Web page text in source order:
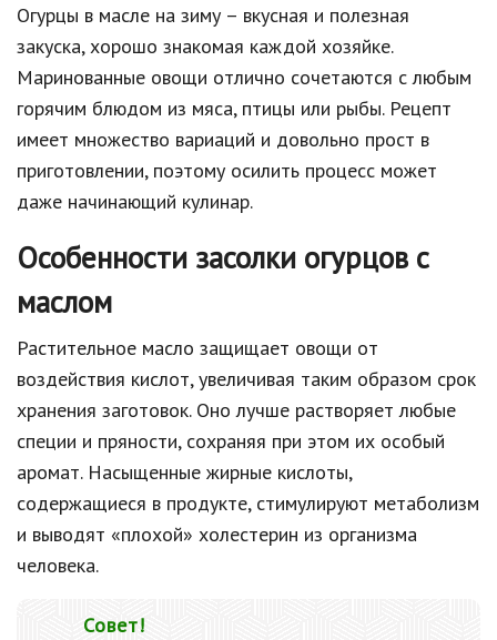
Огурцы в масле на зиму – вкусная и полезная
закуска, хорошо знакомая каждой хозяйке.
Маринованные овощи отлично сочетаются с любым
горячим блюдом из мяса, птицы или рыбы. Рецепт
имеет множество вариаций и довольно прост в
приготовлении, поэтому осилить процесс может
даже начинающий кулинар.
Особенности засолки огурцов с
маслом
Растительное масло защищает овощи от
воздействия кислот, увеличивая таким образом срок
хранения заготовок. Оно лучше растворяет любые
специи и пряности, сохраняя при этом их особый
аромат. Насыщенные жирные кислоты,
содержащиеся в продукте, стимулируют метаболизм
и выводят «плохой» холестерин из организма
человека.
Совет!